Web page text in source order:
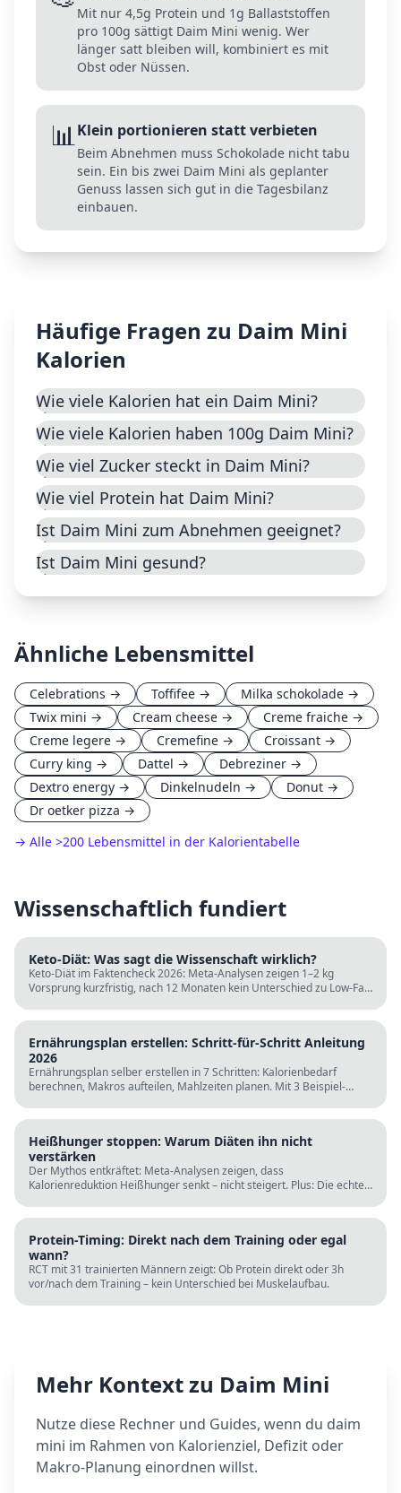
Mit nur 4,5g Protein und 1g Ballaststoffen
pro 100g sättigt Daim Mini wenig. Wer
länger satt bleiben will, kombiniert es mit
Obst oder Nüssen.
📊Klein portionieren statt verbieten
Beim Abnehmen muss Schokolade nicht tabu
sein. Ein bis zwei Daim Mini als geplanter
Genuss lassen sich gut in die Tagesbilanz
einbauen.
Häufige Fragen zu Daim Mini
Kalorien
Wie viele Kalorien hat ein Daim Mini?
Wie viele Kalorien haben 100g Daim Mini?
Wie viel Zucker steckt in Daim Mini?
Wie viel Protein hat Daim Mini?
Ist Daim Mini zum Abnehmen geeignet?
Ist Daim Mini gesund?
Ähnliche Lebensmittel
Celebrations → Toffifee → Milka schokolade →
Twix mini → Cream cheese → Creme fraiche →
Creme legere → Cremefine → Croissant →
Curry king → Dattel → Debreziner →
Dextro energy → Dinkelnudeln → Donut →
Dr oetker pizza →
→ Alle >200 Lebensmittel in der Kalorientabelle
Wissenschaftlich fundiert
Keto-Diät: Was sagt die Wissenschaft wirklich?
Keto-Diät im Faktencheck 2026: Meta-Analysen zeigen 1–2 kg
Vorsprung kurzfristig, nach 12 Monaten kein Unterschied zu Low-Fat.
Ernährungsplan erstellen: Schritt-für-Schritt Anleitung
2026
Ernährungsplan selber erstellen in 7 Schritten: Kalorienbedarf
berechnen, Makros aufteilen, Mahlzeiten planen. Mit 3 Beispiel-
Heißhunger stoppen: Warum Diäten ihn nicht
verstärken
Der Mythos entkräftet: Meta-Analysen zeigen, dass
Kalorienreduktion Heißhunger senkt – nicht steigert. Plus: Die echten
Protein-Timing: Direkt nach dem Training oder egal
wann?
RCT mit 31 trainierten Männern zeigt: Ob Protein direkt oder 3h
vor/nach dem Training – kein Unterschied bei Muskelaufbau.
Mehr Kontext zu Daim Mini
Nutze diese Rechner und Guides, wenn du daim
mini im Rahmen von Kalorienziel, Defizit oder
Makro-Planung einordnen willst.